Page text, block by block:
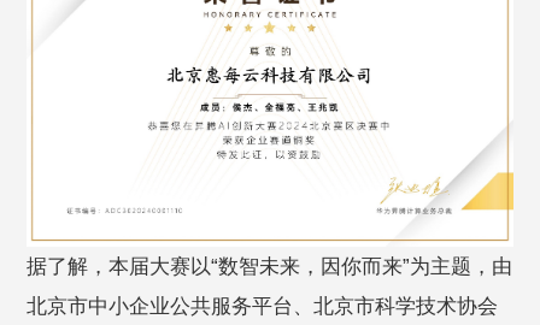
据了解，本届大赛以“数智未来，因你而来”为主题，由
北京市中小企业公共服务平台、北京市科学技术协会